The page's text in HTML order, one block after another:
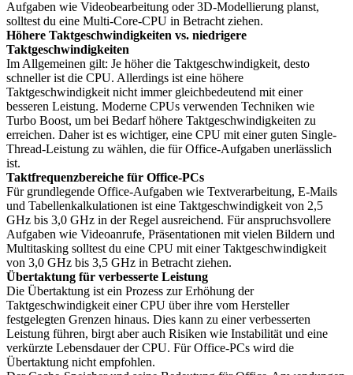
Aufgaben wie Videobearbeitung oder 3D-Modellierung planst,
solltest du eine Multi-Core-CPU in Betracht ziehen.
Höhere Taktgeschwindigkeiten vs. niedrigere
Taktgeschwindigkeiten
Im Allgemeinen gilt: Je höher die Taktgeschwindigkeit, desto
schneller ist die CPU. Allerdings ist eine höhere
Taktgeschwindigkeit nicht immer gleichbedeutend mit einer
besseren Leistung. Moderne CPUs verwenden Techniken wie
Turbo Boost, um bei Bedarf höhere Taktgeschwindigkeiten zu
erreichen. Daher ist es wichtiger, eine CPU mit einer guten Single-
Thread-Leistung zu wählen, die für Office-Aufgaben unerlässlich
ist.
Taktfrequenzbereiche für Office-PCs
Für grundlegende Office-Aufgaben wie Textverarbeitung, E-Mails
und Tabellenkalkulationen ist eine Taktgeschwindigkeit von 2,5
GHz bis 3,0 GHz in der Regel ausreichend. Für anspruchsvollere
Aufgaben wie Videoanrufe, Präsentationen mit vielen Bildern und
Multitasking solltest du eine CPU mit einer Taktgeschwindigkeit
von 3,0 GHz bis 3,5 GHz in Betracht ziehen.
Übertaktung für verbesserte Leistung
Die Übertaktung ist ein Prozess zur Erhöhung der
Taktgeschwindigkeit einer CPU über ihre vom Hersteller
festgelegten Grenzen hinaus. Dies kann zu einer verbesserten
Leistung führen, birgt aber auch Risiken wie Instabilität und eine
verkürzte Lebensdauer der CPU. Für Office-PCs wird die
Übertaktung nicht empfohlen.